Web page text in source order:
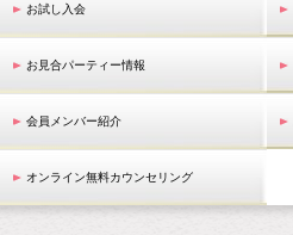
お試し入会
お見合パーティー情報
会員メンバー紹介
オンライン無料カウンセリング